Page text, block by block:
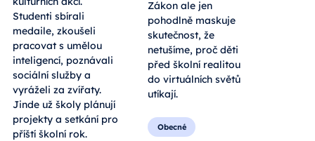
Studenti sbírali
medaile, zkoušeli
pracovat s umělou
inteligencí, poznávali
sociální služby a
vyráželi za zvířaty.
Jinde už školy plánují
projekty a setkání pro
příští školní rok.
Zákon ale jen
pohodlně maskuje
skutečnost, že
netušíme, proč děti
před školní realitou
do virtuálních světů
utíkají.
Obecné